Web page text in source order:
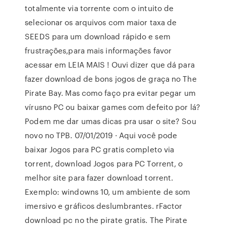
totalmente via torrente com o intuito de
selecionar os arquivos com maior taxa de
SEEDS para um download rápido e sem
frustrações,para mais informações favor
acessar em LEIA MAIS ! Ouvi dizer que dá para
fazer download de bons jogos de graça no The
Pirate Bay. Mas como faço pra evitar pegar um
vírusno PC ou baixar games com defeito por lá?
Podem me dar umas dicas pra usar o site? Sou
novo no TPB. 07/01/2019 · Aqui você pode
baixar Jogos para PC gratis completo via
torrent, download Jogos para PC Torrent, o
melhor site para fazer download torrent.
Exemplo: windowns 10, um ambiente de som
imersivo e gráficos deslumbrantes. rFactor
download pc no the pirate gratis. The Pirate